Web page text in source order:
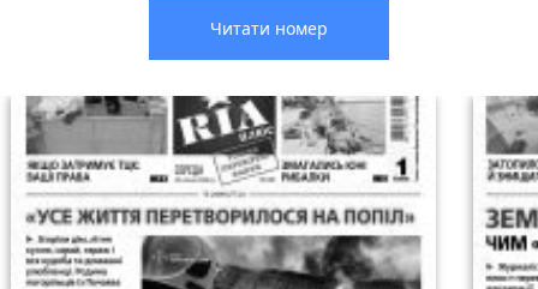
Читати номер